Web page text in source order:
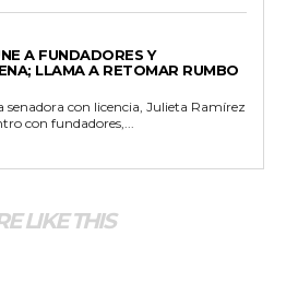
A FUNDADORES Y
LLAMA A RETOMAR RUMBO
con fundadores,...
LIKE THIS